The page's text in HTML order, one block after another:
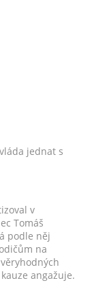
jednat s
v
Tomáš
podle něj
na
angažuje.